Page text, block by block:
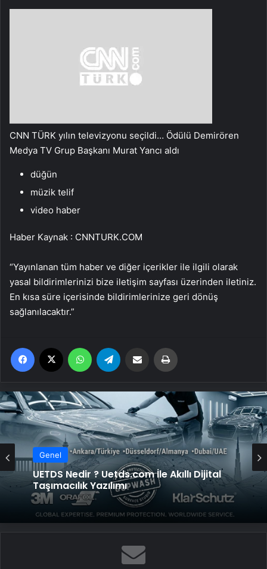
CNN TÜRK yılın televizyonu seçildi… Ödülü Demirören
Medya TV Grup Başkanı Murat Yancı aldı
düğün
müzik telif
video haber
Haber Kaynak : CNNTURK.COM
“Yayınlanan tüm haber ve diğer içerikler ile ilgili olarak
yasal bildirimlerinizi bize iletişim sayfası üzerinden iletiniz.
En kısa süre içerisinde bildirimlerinize geri dönüş
sağlanılacaktır.”
Facebook WhatsApp Email'den paylaş
Genel
UETDS Nedir ? Uetds.com İle Akıllı Dijital
Genel
Yeni Dünya Düzensizliği Çağında Türk Dış
Politikası ve Hakan Fidan Faktörü